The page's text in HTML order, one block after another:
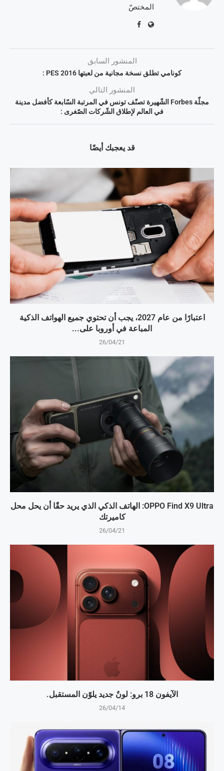
المختصّ
المنشور السابق
كونامي تطلق نسخة مجانية من لعبتها PES 2016 :
المنشور التالي
مجلّة Forbes الشّهيرة تصنّف تونس في المرتبة السّابعة كأفضل مدينة
في العالم لإطلاق الشّركات الصّغرى :
قد يعجبك أيضًا
اعتبارًا من عام 2027، يجب أن تحتوي جميع الهواتف الذكية
المباعة في أوروبا على...
26/04/21
OPPO Find X9 Ultra: الهاتف الذكي الذي يريد حقًا أن يحل محل
كاميرتك
26/04/21
الآيفون 18 برو: لونٌ جديد يلوّن المستقبل.
26/04/14